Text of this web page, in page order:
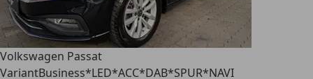
Volkswagen Passat
VariantBusiness*LED*ACC*DAB*SPUR*NAVI